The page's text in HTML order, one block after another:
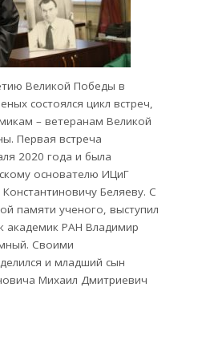
Великой Победы​​ в
состоялся цикл встреч,
– ветеранам Великой
Первая встреча
2020 года и была
основателю ИЦиГ
Беляеву. С
памяти ученого, выступил
академик РАН Владимир
Своими
и младший сын
Михаил Дмитриевич